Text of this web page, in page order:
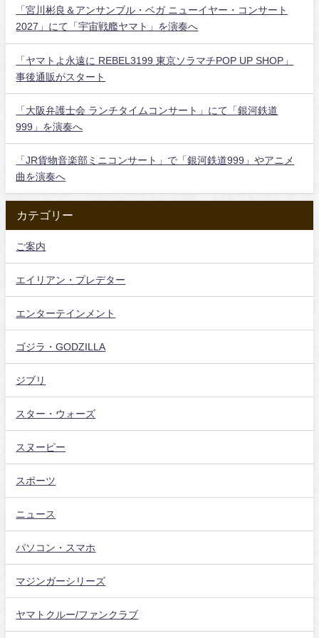
「宮川彬良＆アンサンブル・ベガ ニューイヤー・コンサート
2027」にて「宇宙戦艦ヤマト」を演奏へ
「ヤマトよ永遠に REBEL3199 東京ソラマチPOP UP SHOP」
事後通販がスタート
「大阪弁護士会 ランチタイムコンサート」にて「銀河鉄道
999」を演奏へ
「JR貨物音楽部ミニコンサート」で「銀河鉄道999」やアニメ
曲を演奏へ
カテゴリー
ご案内
エイリアン・プレデター
エンターテインメント
ゴジラ・GODZILLA
ジブリ
スター・ウォーズ
スヌーピー
スポーツ
ニュース
パソコン・スマホ
マジンガーシリーズ
ヤマトクルー/ファンクラブ